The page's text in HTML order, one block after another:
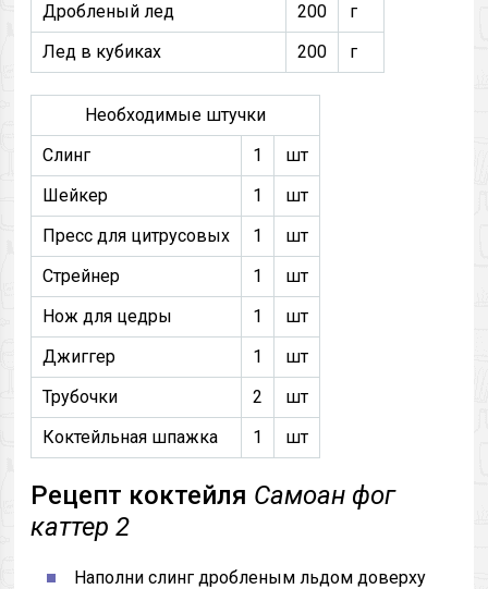
Дробленый лед
200
г
Лед в кубиках
200 г
Необходимые штучки
Слинг
1
шт
Шейкер
1
шт
Пресс для цитрусовых
1
шт
Стрейнер
1
шт
Нож для цедры
1
шт
Джиггер
1
шт
Трубочки
2
шт
Коктейльная шпажка
1 шт
Рецепт коктейля Самоан фог
каттер 2
Наполни слинг дробленым льдом доверху